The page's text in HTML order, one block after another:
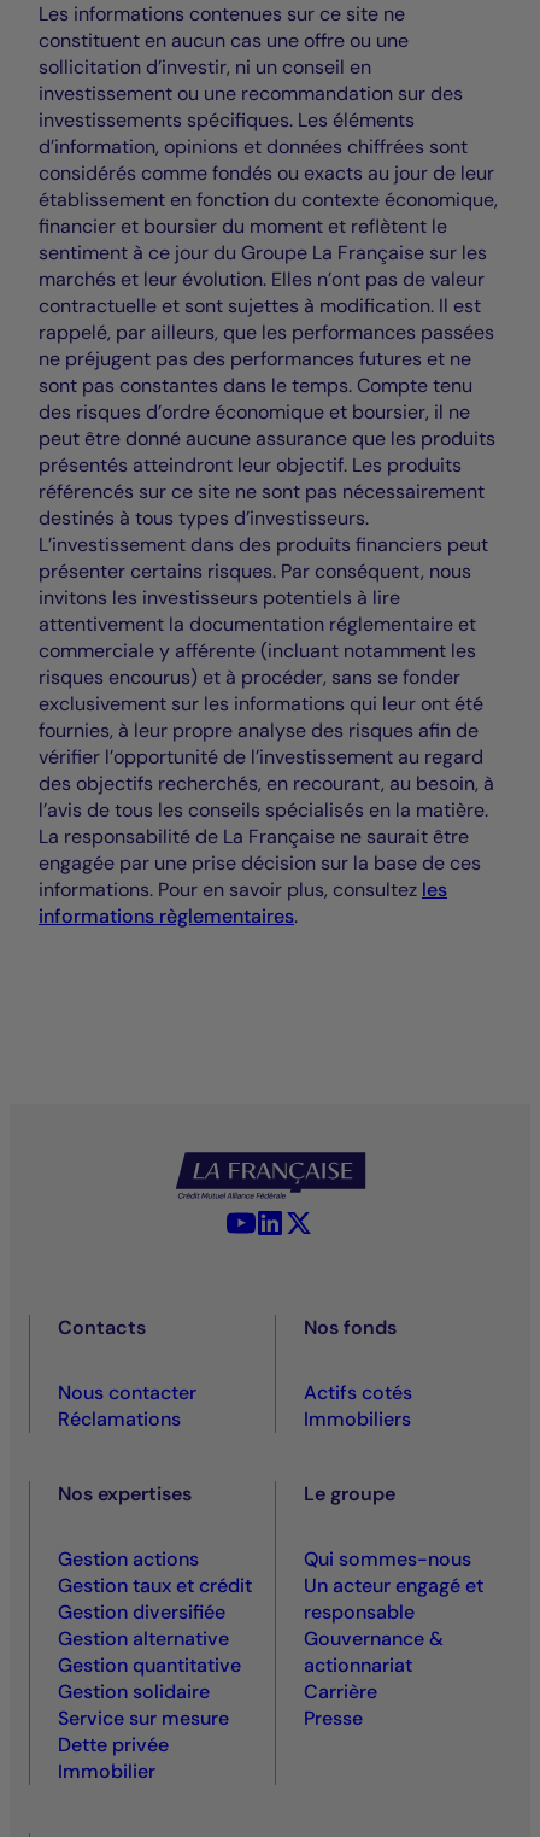
Les informations contenues sur ce site ne
constituent en aucun cas une offre ou une
sollicitation d’investir, ni un conseil en
investissement ou une recommandation sur des
investissements spécifiques. Les éléments
d’information, opinions et données chiffrées sont
considérés comme fondés ou exacts au jour de leur
établissement en fonction du contexte économique,
financier et boursier du moment et reflètent le
sentiment à ce jour du Groupe La Française sur les
marchés et leur évolution. Elles n’ont pas de valeur
contractuelle et sont sujettes à modification. Il est
rappelé, par ailleurs, que les performances passées
ne préjugent pas des performances futures et ne
sont pas constantes dans le temps. Compte tenu
des risques d’ordre économique et boursier, il ne
peut être donné aucune assurance que les produits
présentés atteindront leur objectif. Les produits
référencés sur ce site ne sont pas nécessairement
destinés à tous types d’investisseurs.
L’investissement dans des produits financiers peut
présenter certains risques. Par conséquent, nous
invitons les investisseurs potentiels à lire
attentivement la documentation réglementaire et
commerciale y afférente (incluant notamment les
risques encourus) et à procéder, sans se fonder
exclusivement sur les informations qui leur ont été
fournies, à leur propre analyse des risques afin de
vérifier l’opportunité de l’investissement au regard
des objectifs recherchés, en recourant, au besoin, à
l’avis de tous les conseils spécialisés en la matière.
La responsabilité de La Française ne saurait être
engagée par une prise décision sur la base de ces
informations. Pour en savoir plus, consultez les
informations règlementaires.
YouTube - La Française
LinkedIn - La Française
Contacts
Nous contacter
Réclamations
Nos fonds
Actifs cotés
Immobiliers
Nos expertises
Gestion actions
Gestion taux et crédit
Gestion diversifiée
Gestion alternative
Gestion quantitative
Gestion solidaire
Service sur mesure
Dette privée
Immobilier
Le groupe
Qui sommes-nous
Un acteur engagé et
responsable
Gouvernance &
actionnariat
Carrière
Presse